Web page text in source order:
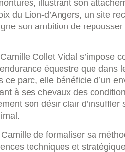
illustrant son
du Lion-d’Angers, un site
son ambition de
Collet Vidal s’impose
équestre que dans
ce parc, elle bénéficie d’un
à ses chevaux des
son désir clair d’insuffler
de formaliser sa
techniques et